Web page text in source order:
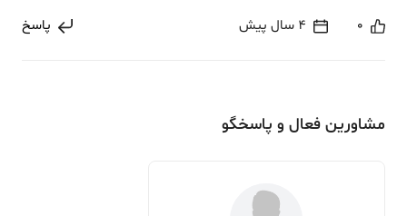
0 4 سال پیش پاسخ
مشاورین فعال و پاسخگو